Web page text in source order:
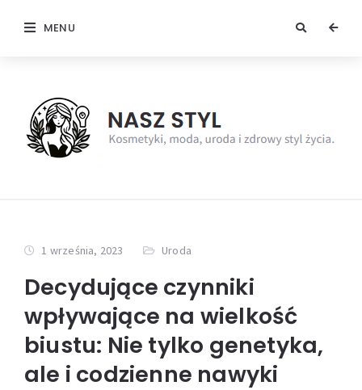
MENU
1 września, 2023 Uroda
Decydujące czynniki
wpływające na wielkość
biustu: Nie tylko genetyka,
ale i codzienne nawyki